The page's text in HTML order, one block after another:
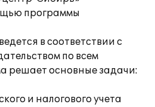
программы
в соответствии с
по всем
решает основные задачи:
и налогового учета